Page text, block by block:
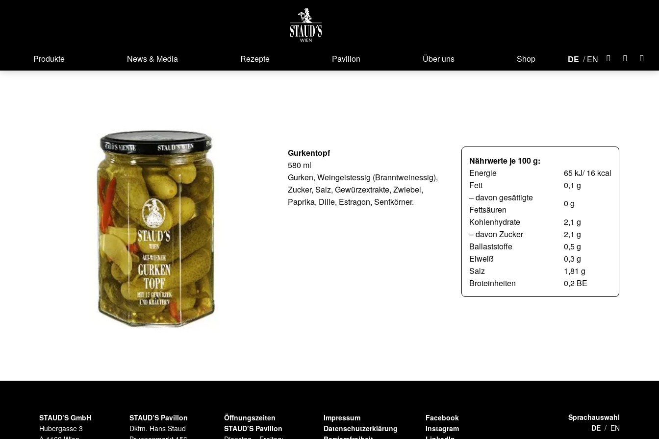
Produkte News & Media Rezepte Pavillon Über uns Shop DE EN
Gurkentopf
580 ml
Gurken, Weingeistessig (Branntweinessig),
Zucker, Salz, Gewürzextrakte, Zwiebel,
Paprika, Dille, Estragon, Senfkörner.
Nährwerte je 100 g:
Energie
65 kJ/ 16 kcal
Fett
0,1 g
– davon gesättigte
Fettsäuren
0 g
Kohlenhydrate
2,1 g
– davon Zucker
2,1 g
Ballaststoffe
0,5 g
Eiweiß
0,3 g
Salz
1,81 g
Broteinheiten
0,2 BE
STAUD’S GmbH
Hubergasse 3
STAUD’S Pavillon
Dkfm. Hans Staud
Öffnungszeiten
STAUD’S Pavillon
Impressum
Datenschutzerklärung
Facebook
Instagram
Sprachauswahl
DE
EN